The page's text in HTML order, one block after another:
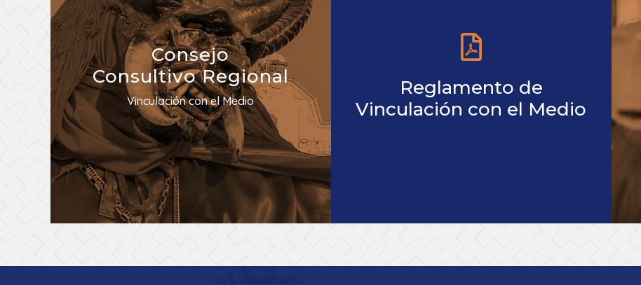
Consejo
Consultivo Regional
Vinculación con el Medio
Reglamento de
Vinculación con el Medio